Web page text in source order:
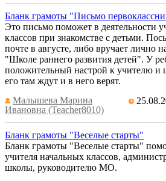
Бланк грамоты "Письмо
Это письмо поможет в деятельности
классов при знакомстве с детьми.
почте в августе, либо вручает лично
"Школе раннего развития детей". У
положительный настрой к учителю и
его там ждут и в него верят.
Малышева Марина
Ивановна (Teacher8010)
Бланк грамоты "Веселые старты"
Бланк грамоты "Веселые старты"
учителя начальных классов,
школы, руководителю МО.